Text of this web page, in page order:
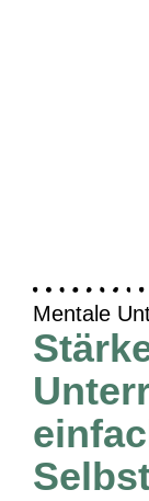
Mentale